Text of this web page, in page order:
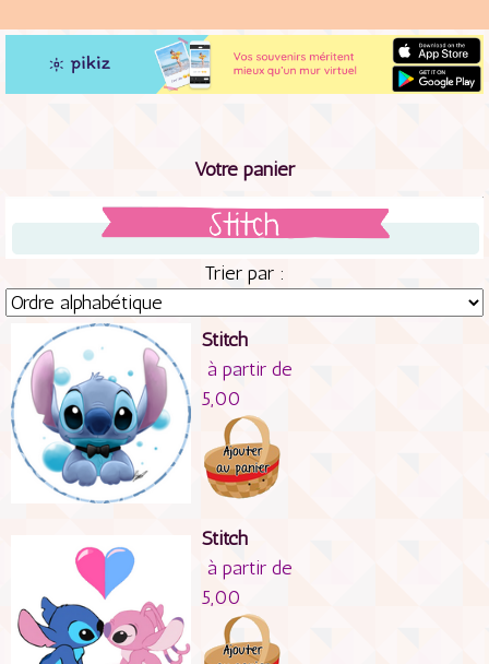
Votre panier
Trier par :
Stitch
à partir de
5,00
Stitch
à partir de
5,00